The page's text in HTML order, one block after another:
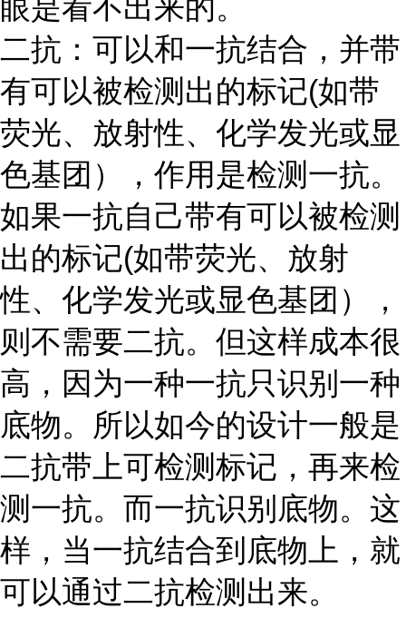
眼是看不出来的。
二抗：可以和一抗结合，并带
有可以被检测出的标记(如带
荧光、放射性、化学发光或显
色基团），作用是检测一抗。
如果一抗自己带有可以被检测
出的标记(如带荧光、放射
性、化学发光或显色基团），
则不需要二抗。但这样成本很
高，因为一种一抗只识别一种
底物。所以如今的设计一般是
二抗带上可检测标记，再来检
测一抗。而一抗识别底物。这
样，当一抗结合到底物上，就
可以通过二抗检测出来。